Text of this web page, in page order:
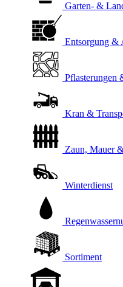
Garten- &
Entsorgung &
Pflasterungen
Kran &
Zaun, Mauer
Winterdienst
Sortiment